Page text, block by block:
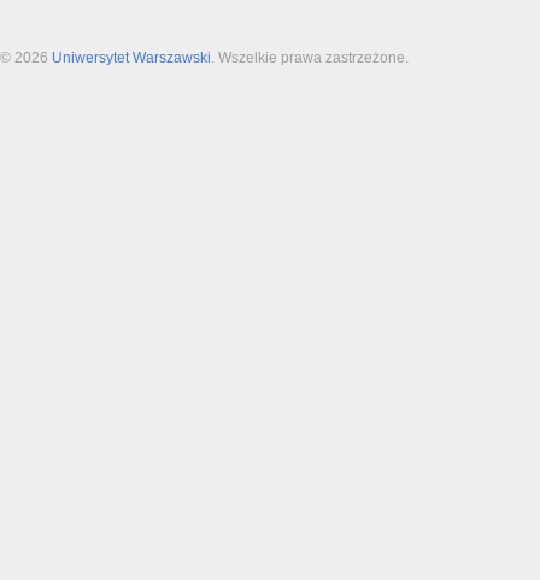
© 2026 Uniwersytet Warszawski . Wszelkie prawa zastrzeżone.